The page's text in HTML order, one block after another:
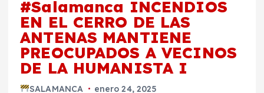
#Salamanca INCENDIOS
EN EL CERRO DE LAS
ANTENAS MANTIENE
PREOCUPADOS A VECINOS
DE LA HUMANISTA I
SALAMANCA enero 24, 2025